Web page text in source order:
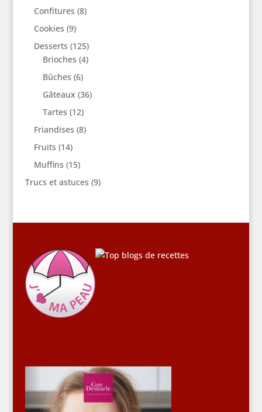
Confitures (8)
Cookies (9)
Desserts (125)
Brioches (4)
Bûches (6)
Gâteaux (36)
Tartes (12)
Friandises (8)
Fruits (14)
Muffins (15)
Trucs et astuces (9)